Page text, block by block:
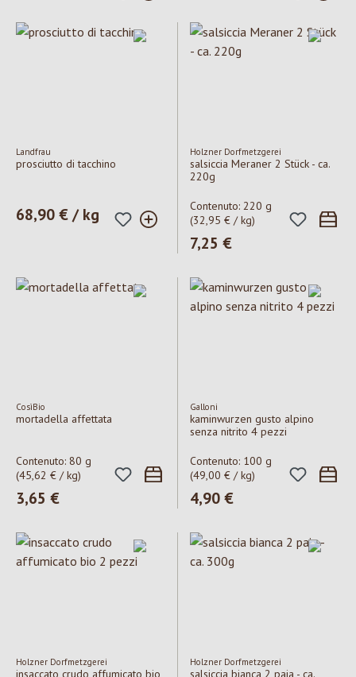
Landfrau
prosciutto di tacchino
Prezzo normale:
68,90 € / kg
Holzner Dorfmetzgerei
salsiccia Meraner 2 Stück - ca.
220g
Contenuto: 220 g
(32,95 € / kg)
Prezzo normale:
7,25 €
CosìBio
mortadella affettata
Contenuto: 80 g
(45,62 € / kg)
Prezzo normale:
3,65 €
Galloni
kaminwurzen gusto alpino
senza nitrito 4 pezzi
Contenuto: 100 g
(49,00 € / kg)
Prezzo normale:
4,90 €
Holzner Dorfmetzgerei
insaccato crudo affumicato bio
Holzner Dorfmetzgerei
salsiccia bianca 2 paia - ca.